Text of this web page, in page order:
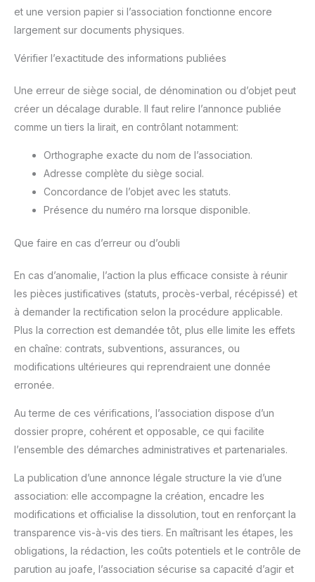
et une version papier si l’association fonctionne encore
largement sur documents physiques.
Vérifier l’exactitude des informations publiées
Une erreur de siège social, de dénomination ou d’objet peut
créer un décalage durable. Il faut relire l’annonce publiée
comme un tiers la lirait, en contrôlant notamment:
Orthographe exacte du nom de l’association.
Adresse complète du siège social.
Concordance de l’objet avec les statuts.
Présence du numéro rna lorsque disponible.
Que faire en cas d’erreur ou d’oubli
En cas d’anomalie, l’action la plus efficace consiste à réunir
les pièces justificatives (statuts, procès-verbal, récépissé) et
à demander la rectification selon la procédure applicable.
Plus la correction est demandée tôt, plus elle limite les effets
en chaîne: contrats, subventions, assurances, ou
modifications ultérieures qui reprendraient une donnée
erronée.
Au terme de ces vérifications, l’association dispose d’un
dossier propre, cohérent et opposable, ce qui facilite
l’ensemble des démarches administratives et partenariales.
La publication d’une annonce légale structure la vie d’une
association: elle accompagne la création, encadre les
modifications et officialise la dissolution, tout en renforçant la
transparence vis-à-vis des tiers. En maîtrisant les étapes, les
obligations, la rédaction, les coûts potentiels et le contrôle de
parution au joafe, l’association sécurise sa capacité d’agir et